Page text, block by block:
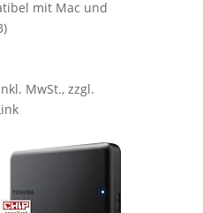
mit Mac und
MwSt., zzgl.